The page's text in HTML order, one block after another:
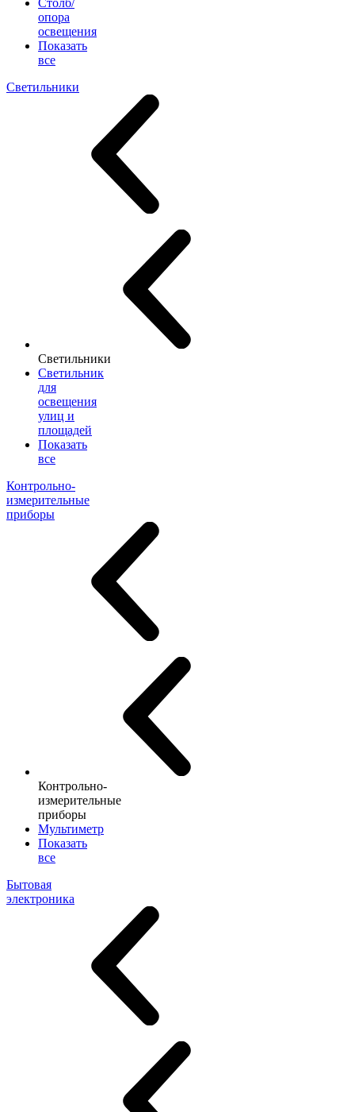
Столб/
опора
освещения
Показать
все
Светильники
Светильники
Светильник
для
освещения
улиц и
площадей
Показать
все
Контрольно-
измерительные
приборы
Контрольно-
измерительные
приборы
Мультиметр
Показать
все
Бытовая
электроника